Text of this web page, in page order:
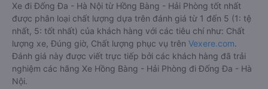
Xe đi Đống Đa - Hà Nội từ Hồng Bàng - Hải Phòng tốt nhất
được phân loại chất lượng dựa trên đánh giá từ 1 đến 5 (1: tệ
nhất, 5: tốt nhất) của khách hàng với các tiêu chí như: Chất
lượng xe, Đúng giờ, Chất lượng phục vụ trên Vexere.com.
Đánh giá này được viết trực tiếp bởi các khách hàng đã trải
nghiệm các hãng Xe Hồng Bàng - Hải Phòng đi Đống Đa - Hà
Nội.